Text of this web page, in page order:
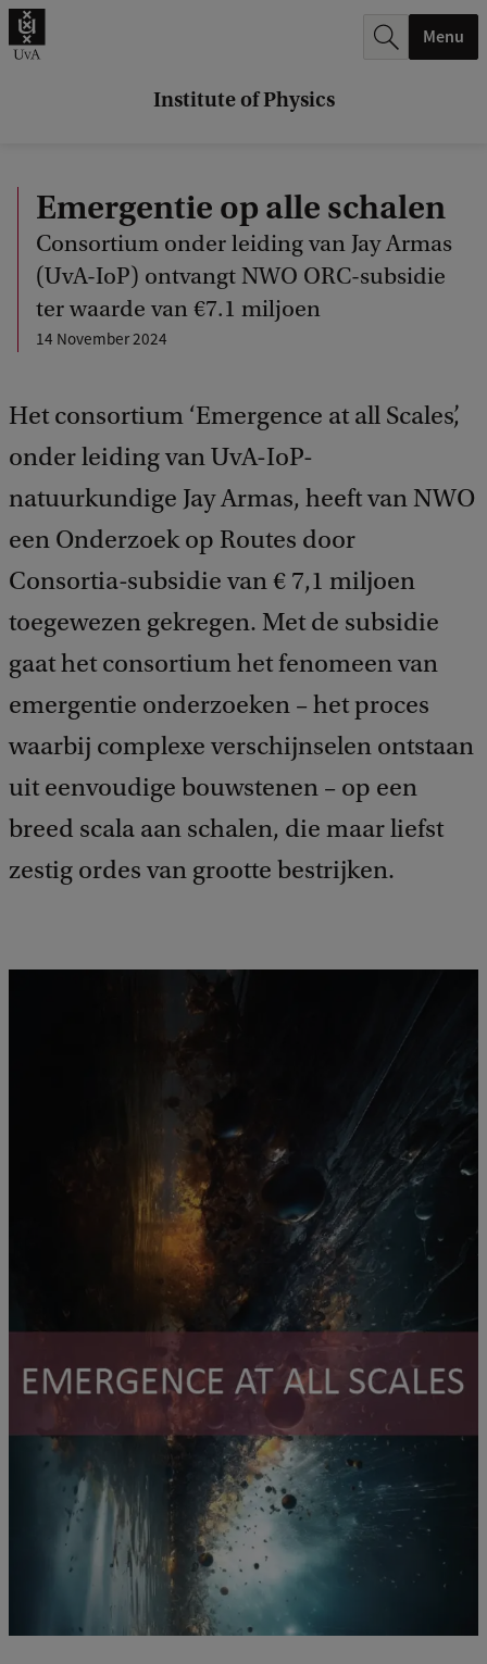
Institute of Physics
.
Menu
Emergentie op alle schalen
Consortium onder leiding van Jay Armas
(UvA-IoP) ontvangt NWO ORC-subsidie
ter waarde van €7.1 miljoen
14 November 2024
Het consortium ‘Emergence at all Scales’,
onder leiding van UvA-IoP-
natuurkundige Jay Armas, heeft van NWO
een Onderzoek op Routes door
Consortia-subsidie van € 7,1 miljoen
toegewezen gekregen. Met de subsidie
gaat het consortium het fenomeen van
emergentie onderzoeken – het proces
waarbij complexe verschijnselen ontstaan
uit eenvoudige bouwstenen – op een
breed scala aan schalen, die maar liefst
zestig ordes van grootte bestrijken.